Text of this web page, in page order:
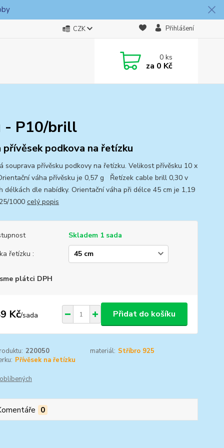
CZK Přihlášení
0ks
za 0 Kč
- P10/brill
přívěsek podkova na řetízku
souprava přívěsku podkovy na řetízku. Velikost přívěsku 10 x
váha přívěsku je 0,57 g Řetízek cable brill 0,30 v
délkách dle nabídky. Orientační váha při délce 45 cm je 1,19
1000 celý popis
Skladem 1 sada
řetízku :
plátci DPH
Kč/sada Přidat do košíku
220050 materiál: Stříbro 925
Přívěsek na řetízku
0